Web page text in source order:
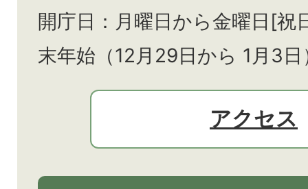
開庁日：月曜日から金曜日[祝
末年始（12月29日から 1月3
アクセス